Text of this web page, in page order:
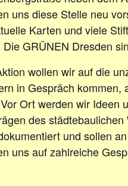
uns diese Stelle neu
Karten und viele
Die GRÜNEN Dresden
wollen wir auf die
in Gespräch kommen,
Ort werden wir Ideen
des
und sollen
uns auf zahlreiche